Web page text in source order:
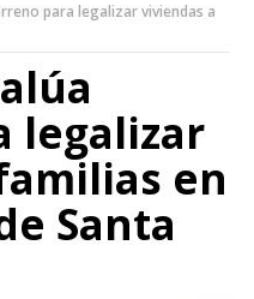
para legalizar viviendas a
legalizar
en
Santa